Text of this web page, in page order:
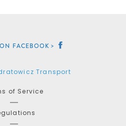
FACEBOOK
Transport
of Service